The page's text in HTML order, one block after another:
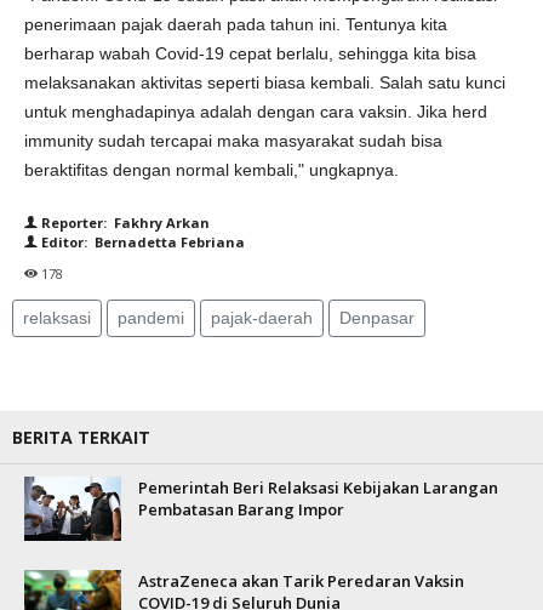
penerimaan pajak daerah pada tahun ini. Tentunya kita
berharap wabah Covid-19 cepat berlalu, sehingga kita bisa
melaksanakan aktivitas seperti biasa kembali. Salah satu kunci
untuk menghadapinya adalah dengan cara vaksin. Jika herd
immunity sudah tercapai maka masyarakat sudah bisa
beraktifitas dengan normal kembali," ungkapnya.
Reporter: Fakhry Arkan
Editor: Bernadetta Febriana
178
relaksasi pandemi pajak-daerah Denpasar
BERITA TERKAIT
Pemerintah Beri Relaksasi Kebijakan Larangan
Pembatasan Barang Impor
AstraZeneca akan Tarik Peredaran Vaksin
COVID-19 di Seluruh Dunia